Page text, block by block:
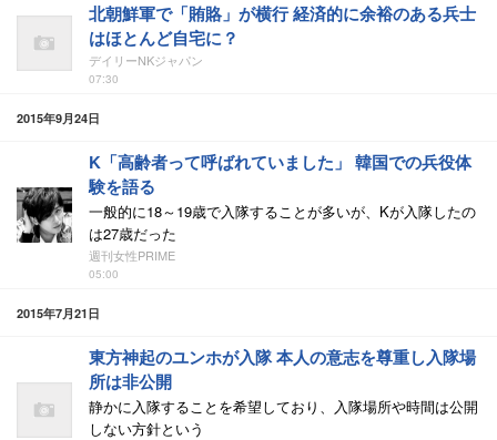
北朝鮮軍で「賄賂」が横行 経済的に余裕のある兵士
はほとんど自宅に？
デイリーNKジャパン
07:30
2015年9月24日
K「高齢者って呼ばれていました」 韓国での兵役体
験を語る
一般的に18～19歳で入隊することが多いが、Kが入隊したの
は27歳だった
週刊女性PRIME
05:00
2015年7月21日
東方神起のユンホが入隊 本人の意志を尊重し入隊場
所は非公開
静かに入隊することを希望しており、入隊場所や時間は公開
しない方針という